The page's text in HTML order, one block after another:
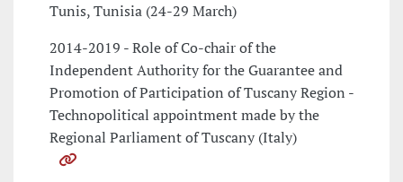
Tunis, Tunisia (24-29 March)
2014-2019 - Role of Co-chair of the
Independent Authority for the Guarantee and
Promotion of Participation of Tuscany Region -
Technopolitical appointment made by the
Regional Parliament of Tuscany (Italy)